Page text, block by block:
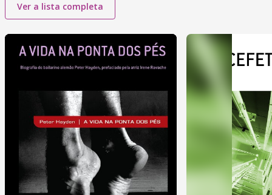
Ver a lista completa